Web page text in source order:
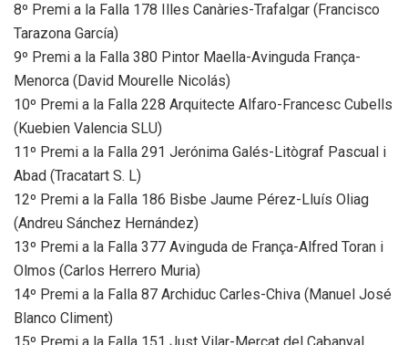
8º Premi a la Falla 178 Illes Canàries-Trafalgar (Francisco
Tarazona García)
9º Premi a la Falla 380 Pintor Maella-Avinguda França-
Menorca (David Mourelle Nicolás)
10º Premi a la Falla 228 Arquitecte Alfaro-Francesc Cubells
(Kuebien Valencia SLU)
11º Premi a la Falla 291 Jerónima Galés-Litògraf Pascual i
Abad (Tracatart S. L)
12º Premi a la Falla 186 Bisbe Jaume Pérez-Lluís Oliag
(Andreu Sánchez Hernández)
13º Premi a la Falla 377 Avinguda de França-Alfred Toran i
Olmos (Carlos Herrero Muria)
14º Premi a la Falla 87 Archiduc Carles-Chiva (Manuel José
Blanco Climent)